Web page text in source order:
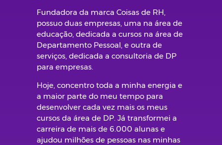
Fundadora da marca Coisas de RH,
possuo duas empresas, uma na área de
educação, dedicada a cursos na área de
Departamento Pessoal, e outra de
serviços, dedicada a consultoria de DP
para empresas.
Hoje, concentro toda a minha energia e
a maior parte do meu tempo para
desenvolver cada vez mais os meus
cursos da área de DP. Já transformei a
carreira de mais de 6.000 alunas e
ajudou milhões de pessoas nas minhas